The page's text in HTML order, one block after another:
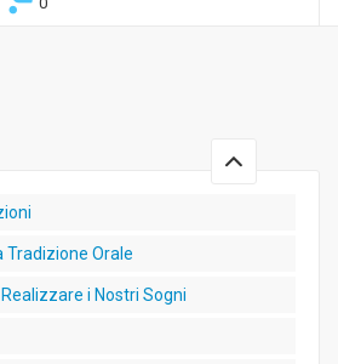
Tradizione Orale
i Nostri Sogni